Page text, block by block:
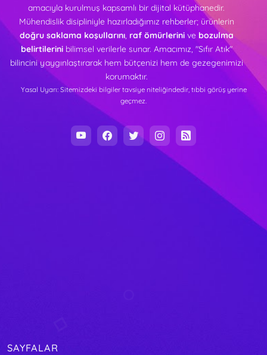
amacıyla kurulmuş kapsamlı bir dijital kütüphanedir.
Mühendislik disipliniyle hazırladığımız rehberler; ürünlerin
doğru saklama koşullarını, raf ömürlerinive bozulma
belirtilerinibilimsel verilerle sunar. Amacımız, "Sıfır Atık"
bilincini yaygınlaştırarak hem bütçenizi hem de gezegenimizi
korumaktır.
Yasal Uyarı: Sitemizdeki bilgiler tavsiye niteliğindedir, tıbbi görüş yerine
geçmez.
SAYFALAR